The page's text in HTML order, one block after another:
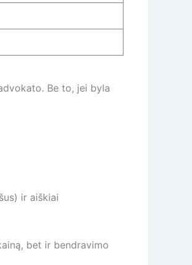
Be to, jei byla
ir aiškiai
bet ir bendravimo